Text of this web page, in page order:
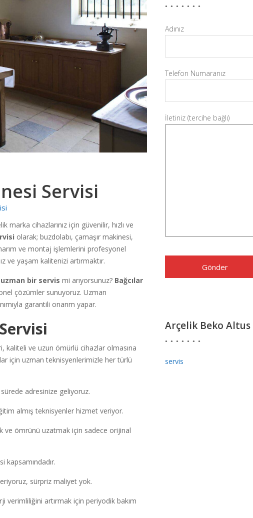
Servisi
marka cihazlarınız için güvenilir, hızlı ve
olarak; buzdolabı, çamaşır makinesi,
ve montaj işlemlerini profesyonel
ve yaşam kalitenizi artırmaktır.
uzman bir servis mi arıyorsunuz? Bağcılar
çözümler sunuyoruz. Uzman
garantili onarım yapar.
kaliteli ve uzun ömürlü cihazlar olmasına
için uzman teknisyenlerimizle her türlü
sürede adresinize geliyoruz.
almış teknisyenler hizmet veriyor.
ve ömrünü uzatmak için sadece orijinal
kapsamındadır.
sürpriz maliyet yok.
verimliliğini artırmak için periyodik bakım
Adınız
Telefon Numaranız
İletiniz (tercihe bağlı)
Arçelik Beko Altus
servis